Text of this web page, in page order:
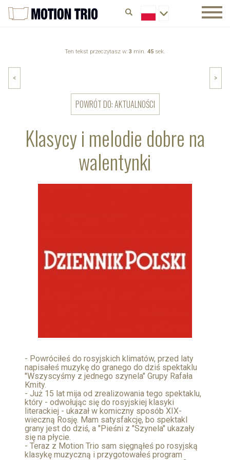
Ten tekst przeczytasz w: 3 min. 45 sek.
Klasycy i melodie dobre na
walentynki
< >
POWRÓT DO: AKTUALNOŚCI
- Powróciłeś do rosyjskich klimatów, przed laty
napisałeś muzykę do granego do dziś spektaklu
"Wszyscyśmy z jednego szynela" Grupy Rafała
Kmity.
- Już 15 lat mija od zrealizowania tego spektaklu,
który - odwołując się do rosyjskiej klasyki
literackiej - ukazał w komiczny sposób XIX-
wieczną Rosję. Mam satysfakcję, bo spektakl
grany jest do dziś, a "Pieśni z "Szynela" ukazały
się na płycie.
- Teraz z Motion Trio sam sięgnąłeś po rosyjską
klasykę muzyczną i przygotowałeś program